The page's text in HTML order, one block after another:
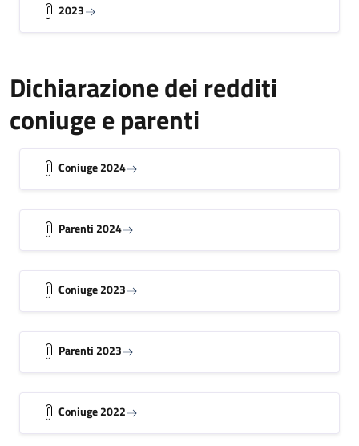
2023
Dichiarazione dei redditi
coniuge e parenti
Coniuge 2024
Parenti 2024
Coniuge 2023
Parenti 2023
Coniuge 2022